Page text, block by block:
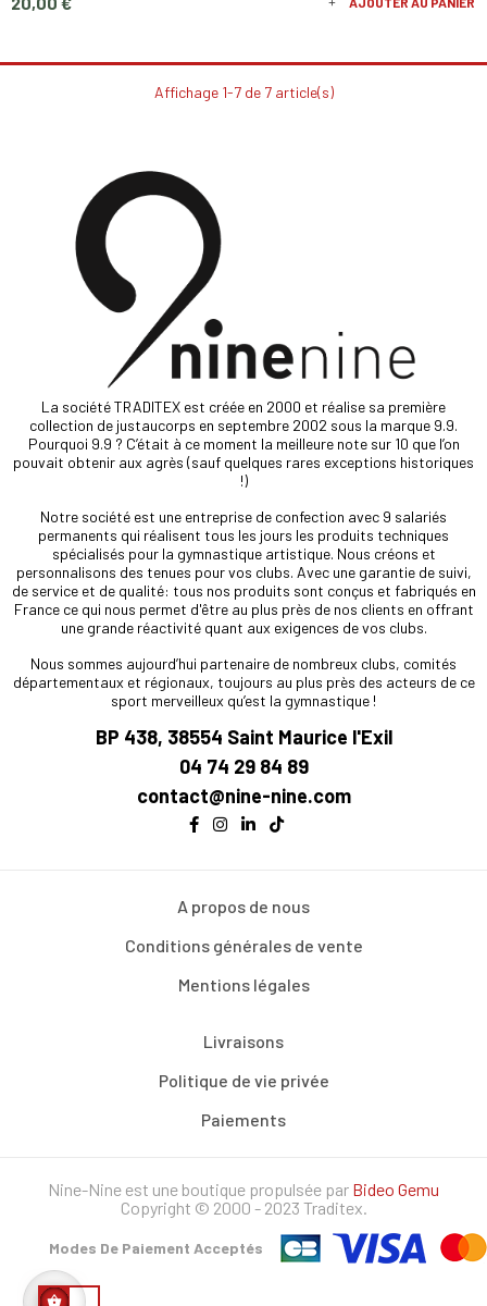
Affichage 1-7 de 7 article(s)
La société TRADITEX est créée en 2000 et réalise sa première
collection de justaucorps en septembre 2002 sous la marque 9.9.
Pourquoi 9.9 ? C’était à ce moment la meilleure note sur 10 que l’on
pouvait obtenir aux agrès (sauf quelques rares exceptions historiques
!)
Notre société est une entreprise de confection avec 9 salariés
permanents qui réalisent tous les jours les produits techniques
spécialisés pour la gymnastique artistique. Nous créons et
personnalisons des tenues pour vos clubs. Avec une garantie de suivi,
de service et de qualité: tous nos produits sont conçus et fabriqués en
France ce qui nous permet d'être au plus près de nos clients en offrant
une grande réactivité quant aux exigences de vos clubs.
Nous sommes aujourd’hui partenaire de nombreux clubs, comités
départementaux et régionaux, toujours au plus près des acteurs de ce
sport merveilleux qu’est la gymnastique !
BP 438, 38554 Saint Maurice l'Exil
04 74 29 84 89
contact@nine-nine.com
A propos de nous
Conditions générales de vente
Mentions légales
Livraisons
Politique de vie privée
Paiements
Nine-Nine est une boutique propulsée par Bideo Gemu
Copyright © 2000 - 2023 Traditex.
Modes De Paiement Acceptés